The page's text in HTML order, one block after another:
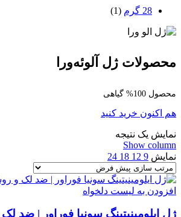
28 گرم (1)
محصولات ژل آلوئه‌ورا
محصول 100% گیاهی
هم اکنون خرید کنید
نمایش یک نتیجه
Show column
نمایش 9
12
18
24
افزودن به لیست دلخواه
ژل ایلومینیتینگ سونیا فوراور | ضد